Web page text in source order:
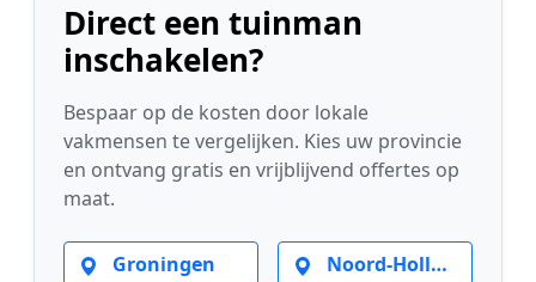
Direct een tuinman
inschakelen?
Bespaar op de kosten door lokale
vakmensen te vergelijken. Kies uw provincie
en ontvang gratis en vrijblijvend offertes op
maat.
Groningen Noord-Holland